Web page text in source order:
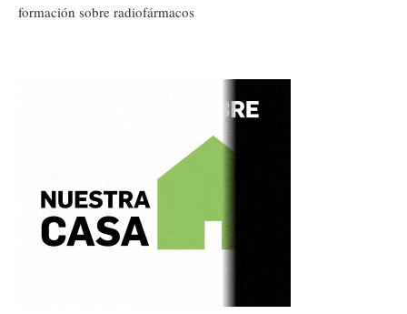
formación sobre radiofármacos